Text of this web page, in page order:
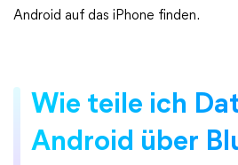
Android auf das iPhone finden.
Wie teile ich
Android über